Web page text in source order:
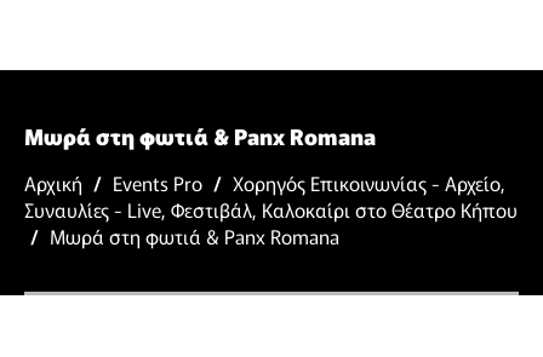
Μωρά στη φωτιά & Panx Romana
Αρχική / Events Pro / Χορηγός Επικοινωνίας - Αρχείο,
Συναυλίες - Live, Φεστιβάλ, Καλοκαίρι στο Θέατρο Κήπου
/ Μωρά στη φωτιά & Panx Romana